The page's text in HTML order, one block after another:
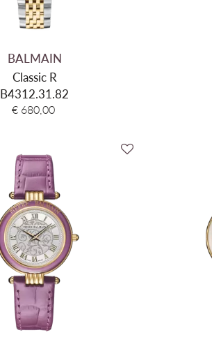
BALMAIN
Classic R
B4312.31.82
€ 680,00